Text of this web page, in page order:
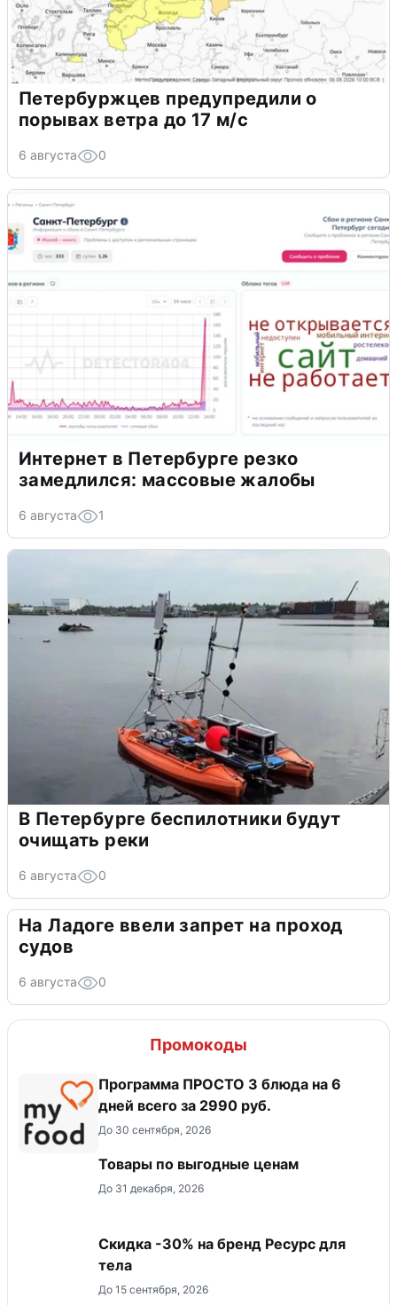
Петербуржцев предупредили о
порывах ветра до 17 м/с
6 августа 0
Интернет в Петербурге резко
замедлился: массовые жалобы
6 августа 1
В Петербурге беспилотники будут
очищать реки
6 августа 0
На Ладоге ввели запрет на проход
судов
6 августа 0
Промокоды
Программа ПРОСТО 3 блюда на 6
дней всего за 2990 руб.
До 30 сентября, 2026
Товары по выгодные ценам
До 31 декабря, 2026
Скидка -30% на бренд Ресурс для
тела
До 15 сентября, 2026